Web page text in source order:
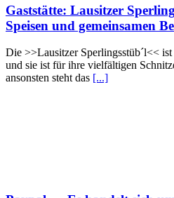
Gaststätte: Lausitzer
Speisen und gemeinsamen
Die >>Lausitzer Sperlingsstüb´l<<
und sie ist für ihre vielfältigen
ansonsten steht das [...]